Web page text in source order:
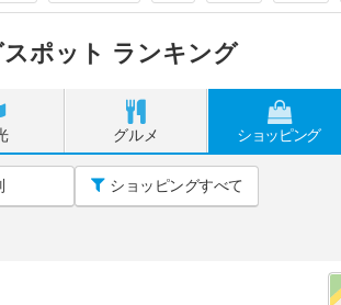
ポット ランキング
グルメ ショッピング
ショッピングすべて